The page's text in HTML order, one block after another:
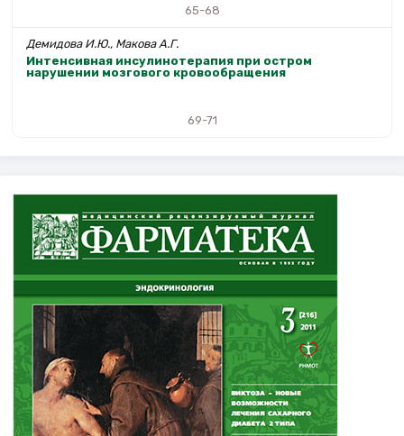
65-68
Демидова И.Ю., Макова А.Г.
Интенсивная инсулинотерапия при остром
нарушении мозгового кровообращения
69-71